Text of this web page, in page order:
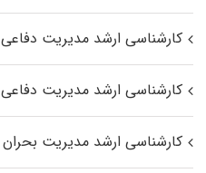
کارشناسی ارشد مدیریت دفاعی ۱
کارشناسی ارشد مدیریت دفاعی ۲
کارشناسی ارشد مدیریت بحران